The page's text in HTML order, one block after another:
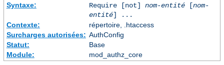
Syntaxe:
Require [not] nom-entité[nom-
entité] ...
Contexte:
répertoire, .htaccess
Surcharges autorisées: AuthConfig
Statut:
Base
Module:
mod_authz_core